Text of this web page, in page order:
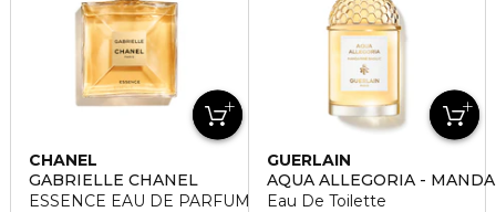
CHANEL
GABRIELLE CHANEL
ESSENCE EAU DE PARFUM VAPORIZZATORE
GUERLAIN
AQUA ALLEGORIA -
Eau De Toilette